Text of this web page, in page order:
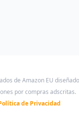
de Amazon EU
por compras adscritas.
de Privacidad